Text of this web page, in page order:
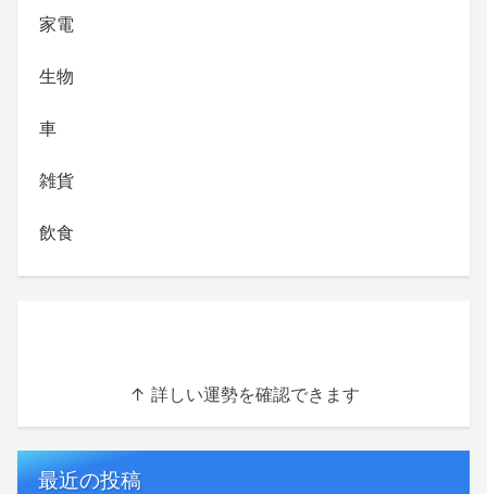
家電
生物
車
雑貨
飲食
↑ 詳しい運勢を確認できます
最近の投稿